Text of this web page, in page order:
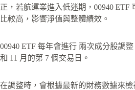
正，若航運業進入低迷期，00940 ETF
比較高，影響淨值與整體績效。
00940 ETF 每年會進行 兩次成分股調
和 11 月的第 7 個交易日。
在調整時，會根據最新的財務數據來